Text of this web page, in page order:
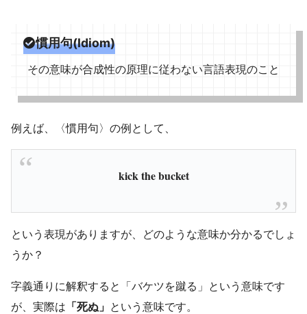
慣用句(Idiom)
その意味が合成性の原理に従わない言語表現のこと
例えば、〈慣用句〉の例として、
kick the bucket
という表現がありますが、どのような意味か分かるでしょ
うか？
字義通りに解釈すると「バケツを蹴る」という意味です
が、実際は 「死ぬ」 という意味です。